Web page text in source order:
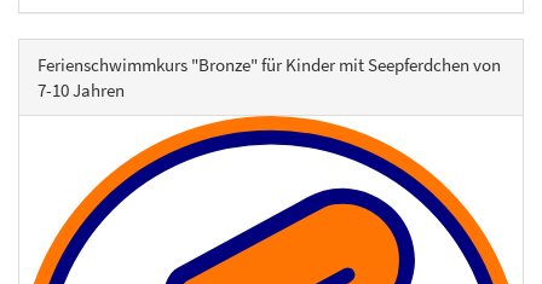
Ferienschwimmkurs "Bronze" für Kinder mit Seepferdchen von
7-10 Jahren